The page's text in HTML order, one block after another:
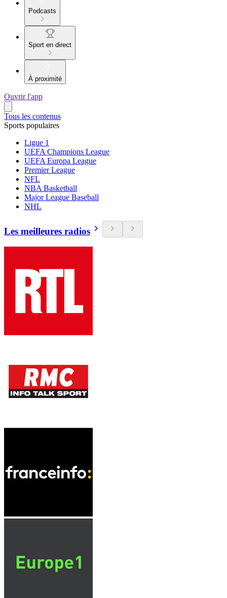
Podcasts
Sport en direct
À proximité
Ouvrir l'app
Tous les contenus
Sports populaires
Ligue 1
UEFA Champions League
UEFA Europa League
Premier League
NFL
NBA Basketball
Major League Baseball
NHL
Les meilleures radios